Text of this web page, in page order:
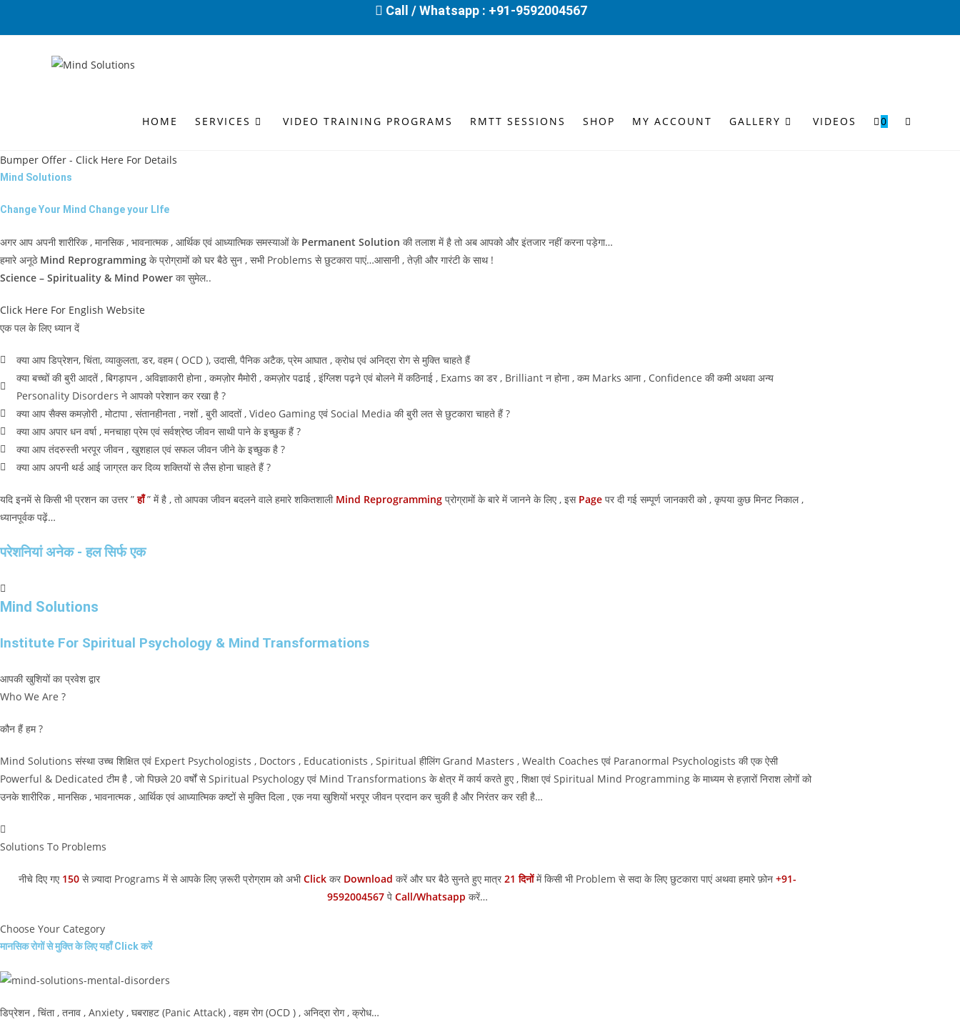
Call / Whatsapp : +91-9592004567
HOME SERVICES VIDEO TRAINING PROGRAMS RMTT SESSIONS SHOP MY ACCOUNT GALLERY VIDEOS 0 TOGGLE
Bumper Offer - Click Here For Details
Mind Solutions
Change Your Mind Change your LIfe
अगर आप अपनी शारीरिक , मानसिक , भावनात्मक , आर्थिक एवं आध्यात्मिक समस्याओं के Permanent Solution की तलाश में है तो अब आपको और इंतजार नहीं करना पड़ेगा…
हमारे अनूठे Mind Reprogramming के प्रोग्रामों को घर बैठे सुन , सभी Problems से छुटकारा पाएं…आसानी , तेज़ी और गारंटी के साथ !
Science – Spirituality & Mind Power का सुमेल..
Click Here For English Website
एक पल के लिए ध्यान दें
क्या आप डिप्रेशन, चिंता, व्याकुलता, डर, वहम ( OCD ), उदासी, पैनिक अटैक, प्रेम आघात , क्रोध एवं अनिद्रा रोग से मुक्ति चाहते हैं
क्या बच्चों की बुरी आदतें , बिगड़ापन , अविज्ञाकारी होना , कमज़ोर मैमोरी , कमज़ोर पढाई , इंग्लिश पढ़ने एवं बोलने में कठिनाई , Exams का डर , Brilliant न होना , कम Marks आना , Confidence की कमी अथवा अन्य
Personality Disorders ने आपको परेशान कर रखा है ?
क्या आप सैक्स कमज़ोरी , मोटापा , संतानहीनता , नशों , बुरी आदतों , Video Gaming एवं Social Media की बुरी लत से छुटकारा चाहते हैं ?
क्या आप अपार धन वर्षा , मनचाहा प्रेम एवं सर्वश्रेष्ठ जीवन साथी पाने के इच्छुक हैं ?
क्या आप तंदरुस्ती भरपूर जीवन , खुशहाल एवं सफल जीवन जीने के इच्छुक है ?
क्या आप अपनी थर्ड आई जाग्रत कर दिव्य शक्तियों से लैस होना चाहते हैं ?
यदि इनमें से किसी भी प्रशन का उत्तर ”हाँ” में है , तो आपका जीवन बदलने वाले हमारे शकितशाली Mind Reprogramming प्रोग्रामों के बारे में जानने के लिए , इस Page पर दी गई सम्पूर्ण जानकारी को , कृपया कुछ मिनट निकाल ,
ध्यानपूर्वक पढ़ें…
परेशनियां अनेक - हल सिर्फ एक
Mind Solutions
Institute For Spiritual Psychology & Mind Transformations
आपकी खुशियों का प्रवेश द्वार
Who We Are ?
कौन हैं हम ?
Mind Solutions संस्था उच्च शिक्षित एवं Expert Psychologists , Doctors , Educationists , Spiritual हीलिंग Grand Masters , Wealth Coaches एवं Paranormal Psychologists की एक ऐसी
Powerful & Dedicated टीम है , जो पिछले 20 वर्षों से Spiritual Psychology एवं Mind Transformations के क्षेत्र में कार्य करते हुए , शिक्षा एवं Spiritual Mind Programming के माध्यम से हज़ारों निराश लोगों को
उनके शारीरिक , मानसिक , भावनात्मक , आर्थिक एवं आध्यात्मिक कष्टों से मुक्ति दिला , एक नया खुशियों भरपूर जीवन प्रदान कर चुकी है और निरंतर कर रही है…
Solutions To Problems
नीचे दिए गए 150से ज़्यादा Programs में से आपके लिए ज़रूरी प्रोग्राम को अभीClickकर Download करें और घर बैठे सुनते हुए मात्र21 दिनोंमें किसी भी Problem से सदा के लिए छुटकारा पाएं अथवा हमारे फ़ोन +91-
9592004567पे Call/Whatsapp करें…
Choose Your Category
मानसिक रोगों से मुक्ति के लिए यहाँ Click करें
डिप्रेशन , चिंता , तनाव , Anxiety , घबराहट (Panic Attack) , वहम रोग (OCD ) , अनिद्रा रोग , क्रोध…